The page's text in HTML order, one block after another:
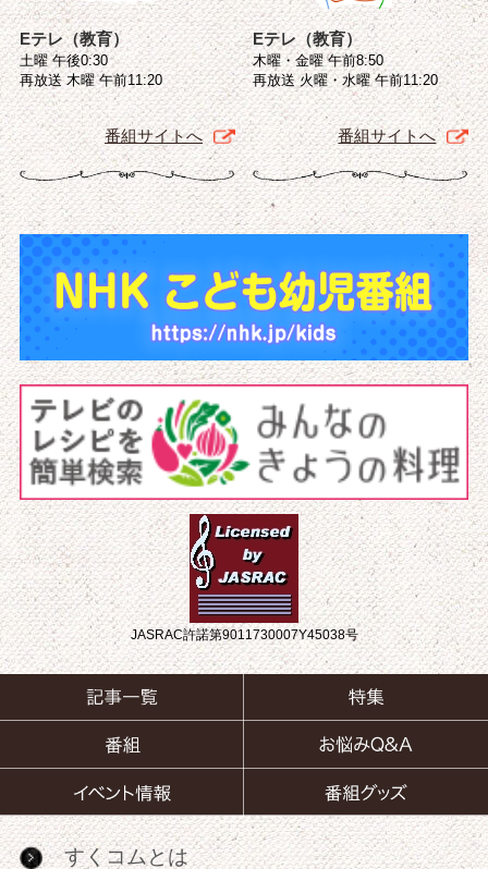
Eテレ（教育）
土曜 午後0:30
再放送 木曜 午前11:20
番組サイトへ
Eテレ（教育）
木曜・金曜 午前8:50
再放送 火曜・水曜 午前11:20
番組サイトへ
JASRAC許諾第9011730007Y45038号
すくコムとは